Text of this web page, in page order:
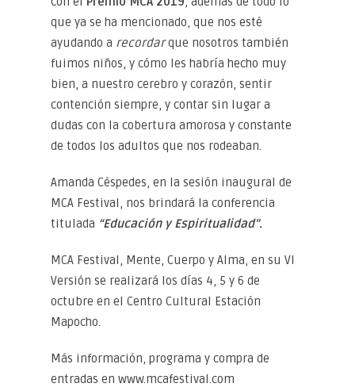
que ya se ha mencionado, que nos esté
ayudando a recordarque nosotros también
fuimos niños, y cómo les habría hecho muy
bien, a nuestro cerebro y corazón, sentir
contención siempre, y contar sin lugar a
dudas con la cobertura amorosa y constante
de todos los adultos que nos rodeaban.
Amanda Céspedes, en la sesión inaugural de
MCA Festival, nos brindará la conferencia
titulada “Educación y Espiritualidad”.
MCA Festival, Mente, Cuerpo y Alma, en su VI
Versión se realizará los días 4, 5 y 6 de
octubre en el Centro Cultural Estación
Mapocho.
Más información, programa y compra de
entradas en www.mcafestival.com